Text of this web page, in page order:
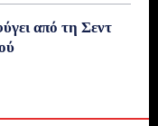
από τη Σεντ